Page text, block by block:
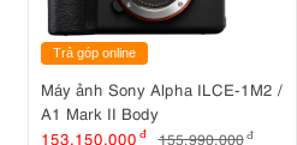
Trả góp online
Máy ảnh Sony Alpha ILCE-1M2 /
A1 Mark II Body
153,150,000 đ 155,990,000 đ